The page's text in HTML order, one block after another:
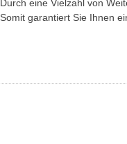
Durch eine Vielzahl von
Somit garantiert Sie Ihnen